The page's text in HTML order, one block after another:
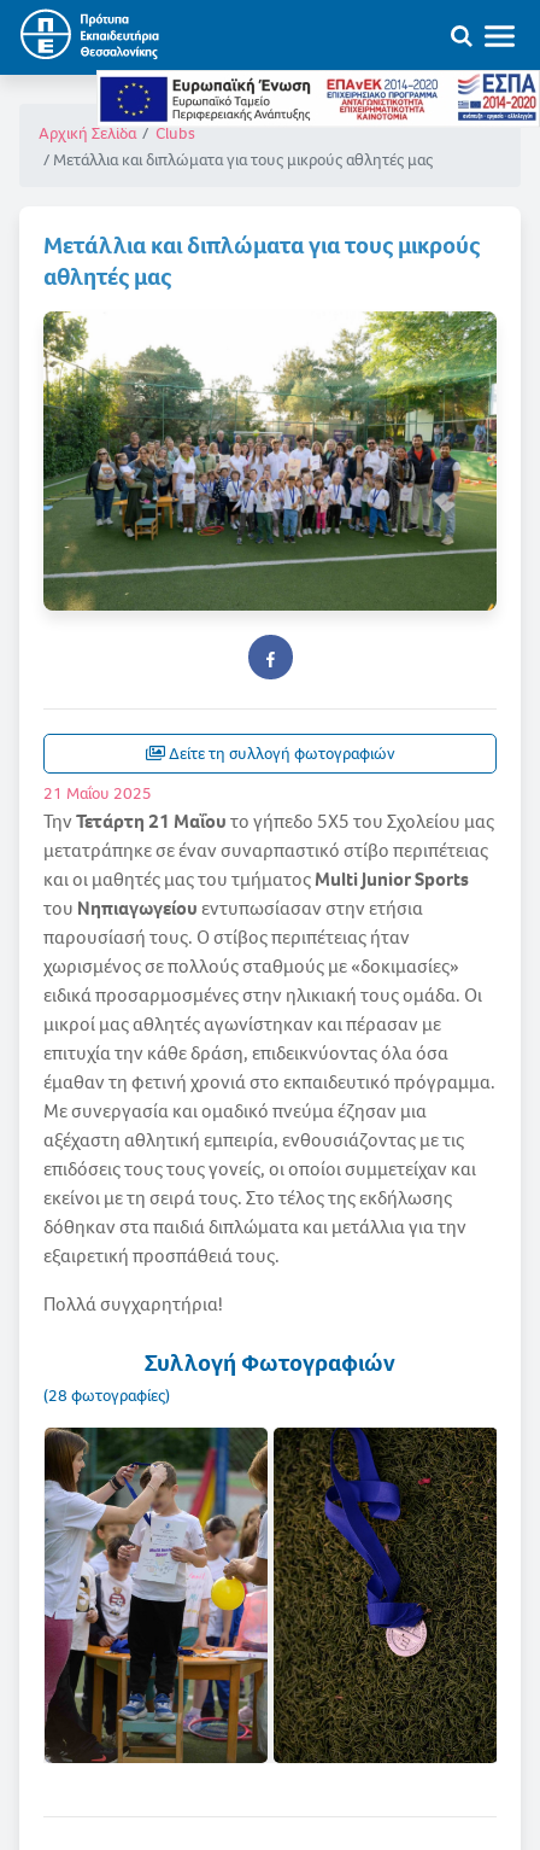
Αρχική Σελίδα
Clubs
Μετάλλια και διπλώματα για τους μικρούς αθλητές μας
Μετάλλια και διπλώματα για τους μικρούς
αθλητές μας
Δείτε τη συλλογή φωτογραφιών
21 Μαΐου 2025
ΤηνΤετάρτη 21 Μαΐουτο γήπεδο 5Χ5 του Σχολείου μας
μετατράπηκε σε έναν συναρπαστικό στίβο περιπέτειας
και οι μαθητές μας του τμήματοςMulti Junior Sports
του Νηπιαγωγείουεντυπωσίασαν στην ετήσια
παρουσίασή τους. Ο στίβος περιπέτειας ήταν
χωρισμένος σε πολλούς σταθμούς με «δοκιμασίες»
ειδικά προσαρμοσμένες στην ηλικιακή τους ομάδα. Οι
μικροί μας αθλητές αγωνίστηκαν και πέρασαν με
επιτυχία την κάθε δράση, επιδεικνύοντας όλα όσα
έμαθαν τη φετινή χρονιά στο εκπαιδευτικό πρόγραμμα.
Με συνεργασία και ομαδικό πνεύμα έζησαν μια
αξέχαστη αθλητική εμπειρία, ενθουσιάζοντας με τις
επιδόσεις τους τους γονείς, οι οποίοι συμμετείχαν και
εκείνοι με τη σειρά τους. Στο τέλος της εκδήλωσης
δόθηκαν στα παιδιά διπλώματα και μετάλλια για την
εξαιρετική προσπάθειά τους.
Πολλά συγχαρητήρια!
Συλλογή Φωτογραφιών
(28 φωτογραφίες)